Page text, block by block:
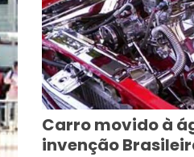
Carro movido à
invenção